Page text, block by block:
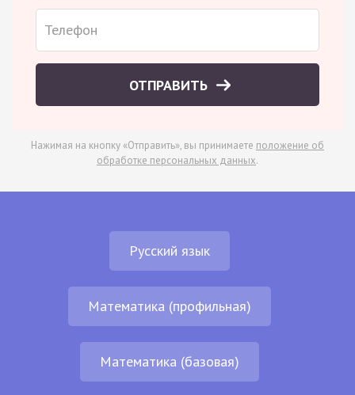
ОТПРАВИТЬ
Нажимая на кнопку «Отправить», вы принимаете положение об
обработке персональных данных.
Русский язык
Математика (профильная)
Математика (базовая)